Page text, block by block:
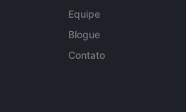
Equipe
Blogue
Contato